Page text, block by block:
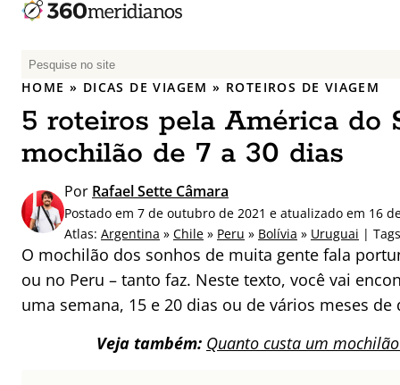
P
e
q
u
i
a
r
p
o
:
HOME » DICAS DE VIAGEM » ROTEIROS DE VIAGEM
5 roteiros pela América do
mochilão de 7 a 30 dias
Por Rafael Sette Câmara
Postado em 7 de outubro de 2021 e atualizado em 16
Atlas: Argentina » Chile » Peru » Bolívia » Uruguai |
O mochilão dos sonhos de muita gente fala
ou no Peru – tanto faz. Neste texto, você vai
uma semana, 15 e 20 dias ou de vários meses
Veja também: Quanto custa um